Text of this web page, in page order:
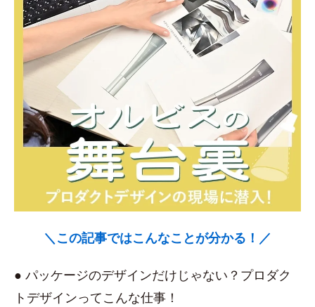
＼この記事ではこんなことが分かる！／
● パッケージのデザインだけじゃない？プロダク
トデザインってこんな仕事！